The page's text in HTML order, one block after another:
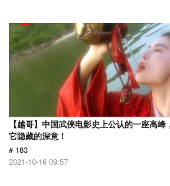
【越哥】中国武侠电影史上公认的一座高
它隐藏的深意！
# 183
2021-10-16 09:57